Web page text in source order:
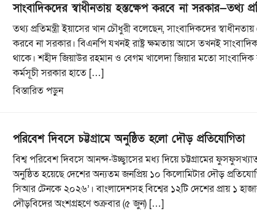
সাংবাদিকদের স্বাধীনতায় হস্তক্ষেপ করবে না সরকার—তথ্য
তথ্য প্রতিমন্ত্রী ইয়াসের খান চৌধুরী বলেছেন, সাংবাদিকদের
করবে না সরকার। বিএনপি যখনই রাষ্ট্র ক্ষমতায় আসে তখনই
থাকে। শহীদ জিয়াউর রহমান ও বেগম খালেদা জিয়ার মতো সাংবাদিক
কর্মসূচী সরকার হাতে […]
বিস্তারিত পড়ুন
পরিবেশ দিবসে চট্টগ্রামে অনুষ্ঠিত হলো দৌড় প্রতিযোগিতা
বিশ্ব পরিবেশ দিবসে আনন্দ-উচ্ছ্বাসের মধ্য দিয়ে চট্টগ্রামের
অনুষ্ঠিত হয়েছে দেশের অন্যতম জনপ্রিয় ১০ কিলোমিটার দৌড়
সিআর টেনকে ২০২৬’। বাংলাদেশসহ বিশ্বের ১২টি দেশের প্রায় ১
দৌড়বিদের অংশগ্রহণে শুক্রবার (৫ জুন) […]